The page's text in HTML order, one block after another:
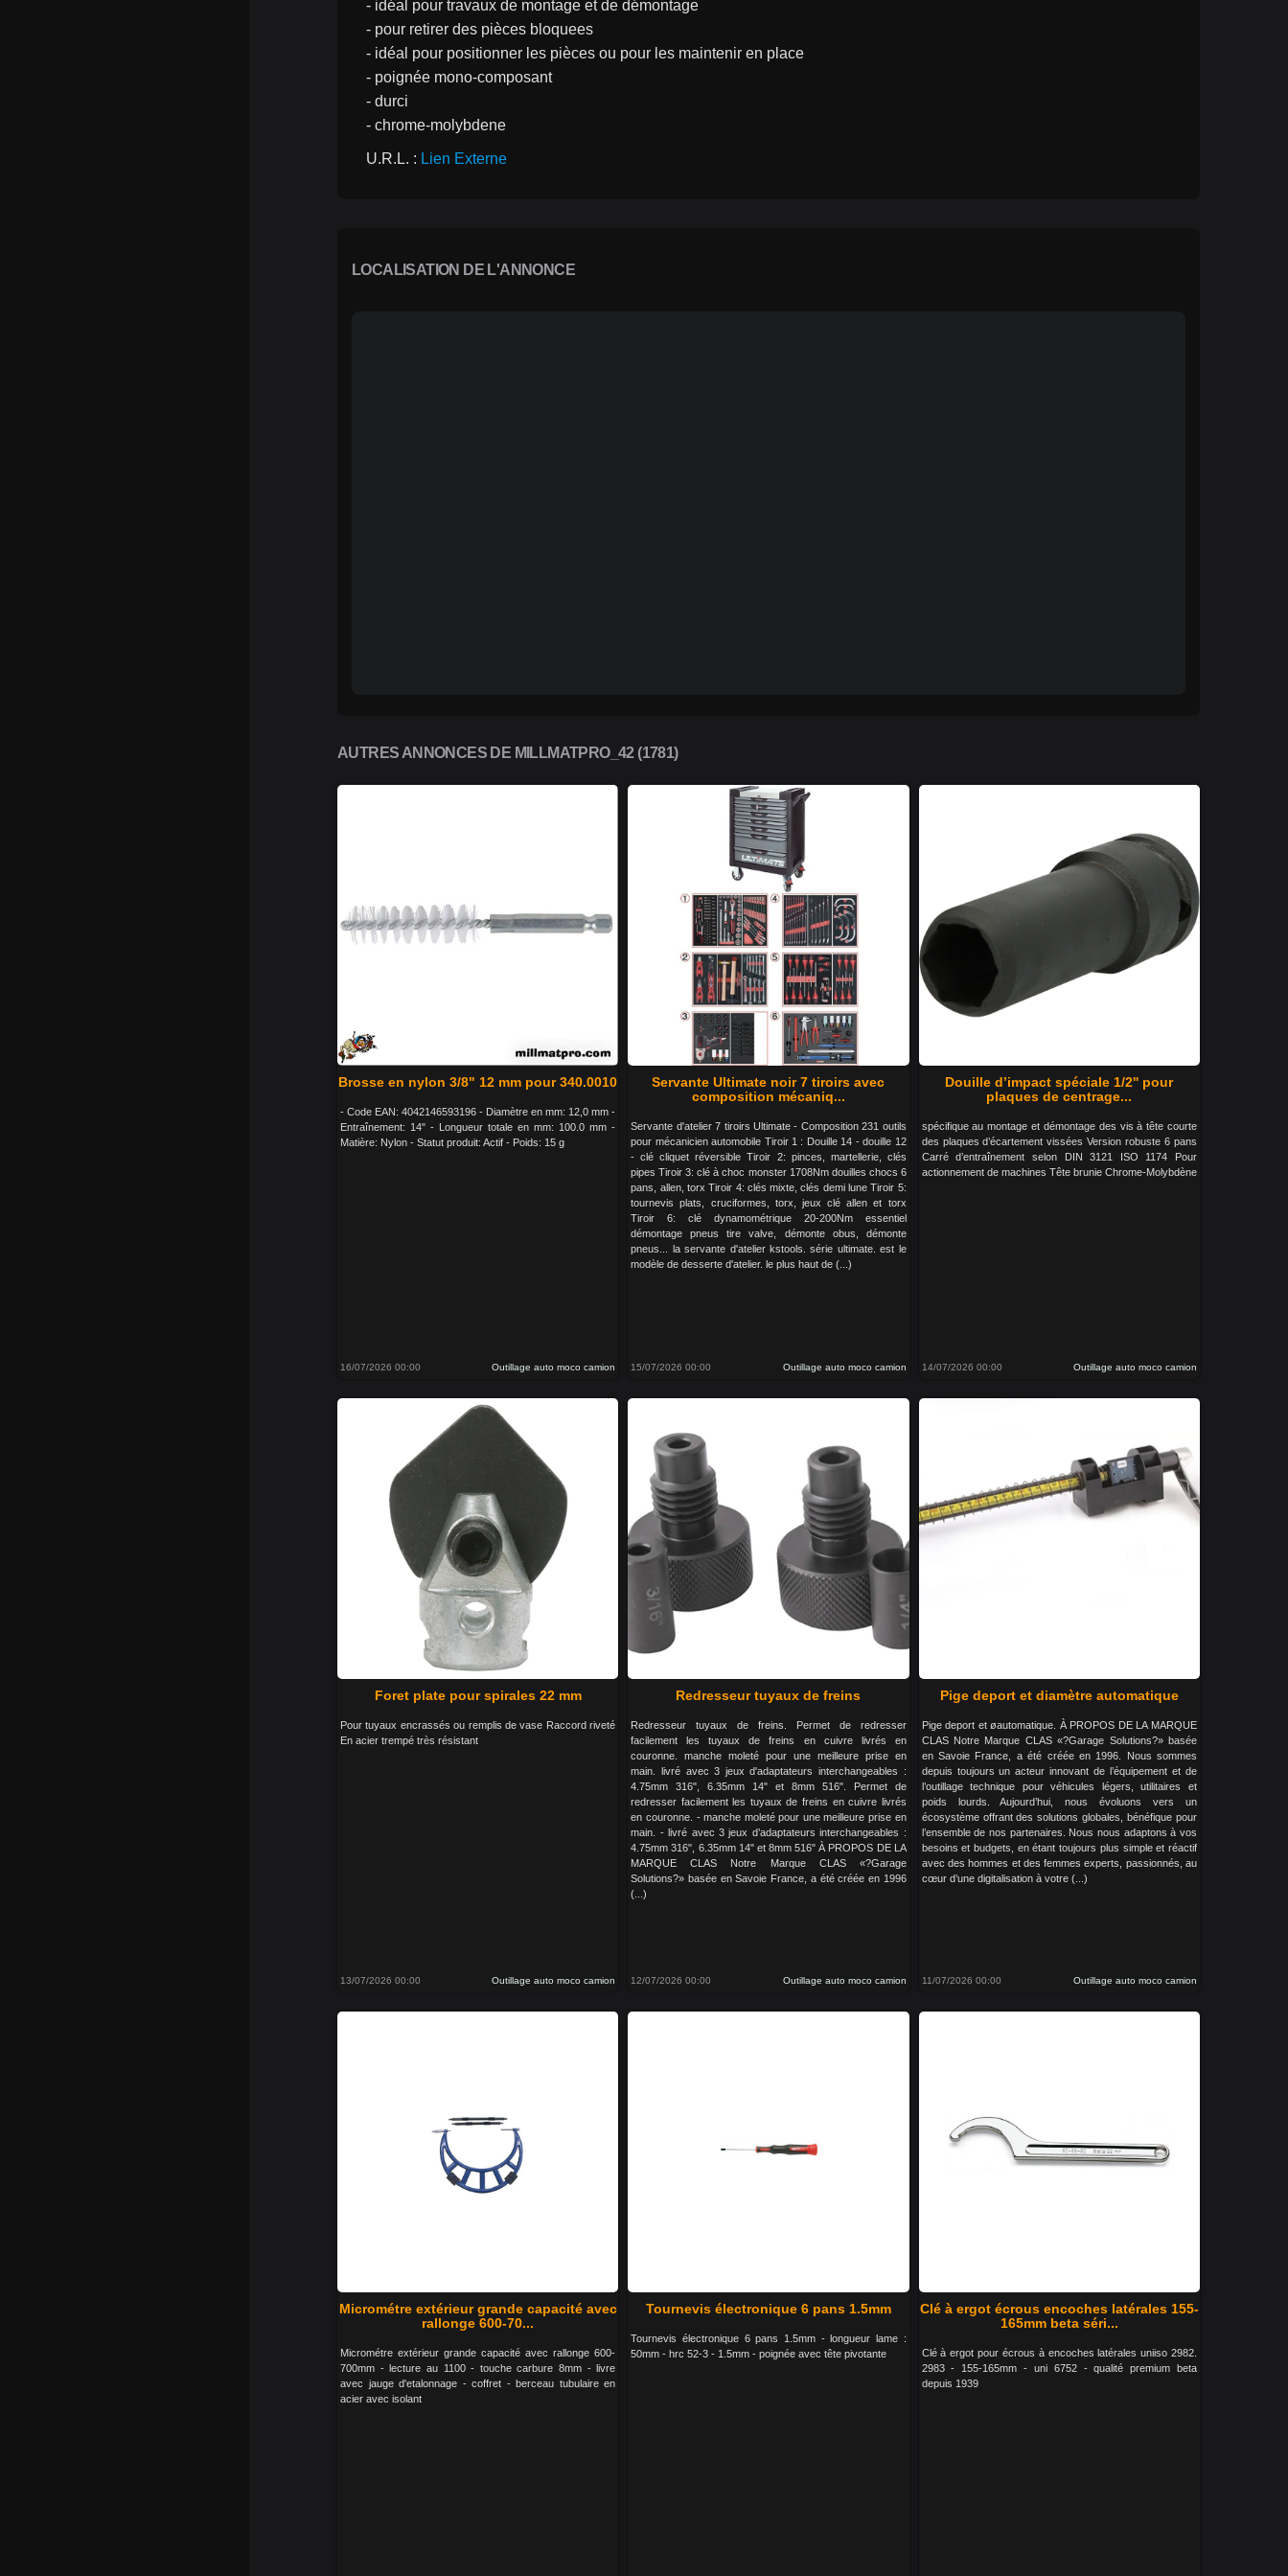
- idéal pour travaux de montage et de démontage
- pour retirer des pièces bloquees
- idéal pour positionner les pièces ou pour les maintenir en place
- poignée mono-composant
- durci
- chrome-molybdene
U.R.L. : Lien Externe
LOCALISATION DE L'ANNONCE
AUTRES ANNONCES DE MILLMATPRO_42 (1781)
Brosse en nylon 3/8" 12 mm pour 340.0010
- Code EAN: 4042146593196 - Diamètre en mm: 12,0 mm -
Entraînement: 14" - Longueur totale en mm: 100.0 mm -
Matière: Nylon - Statut produit: Actif - Poids: 15 g
16/07/2026 00:00 Outillage auto moco camion
Servante Ultimate noir 7 tiroirs avec
composition mécaniq...
Servante d'atelier 7 tiroirs Ultimate - Composition 231 outils
pour mécanicien automobile Tiroir 1 : Douille 14 - douille 12
- clé cliquet réversible Tiroir 2: pinces, martellerie, clés
pipes Tiroir 3: clé à choc monster 1708Nm douilles chocs 6
pans, allen, torx Tiroir 4: clés mixte, clés demi lune Tiroir 5:
tournevis plats, cruciformes, torx, jeux clé allen et torx
Tiroir 6: clé dynamométrique 20-200Nm essentiel
démontage pneus tire valve, démonte obus, démonte
pneus... la servante d'atelier kstools. série ultimate. est le
modèle de desserte d'atelier. le plus haut de (...)
15/07/2026 00:00 Outillage auto moco camion
Douille d’impact spéciale 1/2'' pour
plaques de centrage...
spécifique au montage et démontage des vis à tête courte
des plaques d’écartement vissées Version robuste 6 pans
Carré d’entraînement selon DIN 3121 ISO 1174 Pour
actionnement de machines Tête brunie Chrome-Molybdène
14/07/2026 00:00 Outillage auto moco camion
Foret plate pour spirales 22 mm
Pour tuyaux encrassés ou remplis de vase Raccord riveté
En acier trempé très résistant
13/07/2026 00:00 Outillage auto moco camion
Redresseur tuyaux de freins
Redresseur tuyaux de freins. Permet de redresser
facilement les tuyaux de freins en cuivre livrés en
couronne. manche moleté pour une meilleure prise en
main. livré avec 3 jeux d'adaptateurs interchangeables :
4.75mm 316", 6.35mm 14" et 8mm 516". Permet de
redresser facilement les tuyaux de freins en cuivre livrés
en couronne. - manche moleté pour une meilleure prise en
main. - livré avec 3 jeux d’adaptateurs interchangeables :
4.75mm 316", 6.35mm 14" et 8mm 516" À PROPOS DE LA
MARQUE CLAS Notre Marque CLAS «?Garage
Solutions?» basée en Savoie France, a été créée en 1996
(...)
12/07/2026 00:00 Outillage auto moco camion
Pige deport et diamètre automatique
Pige deport et øautomatique. À PROPOS DE LA MARQUE
CLAS Notre Marque CLAS «?Garage Solutions?» basée
en Savoie France, a été créée en 1996. Nous sommes
depuis toujours un acteur innovant de l’équipement et de
l’outillage technique pour véhicules légers, utilitaires et
poids lourds. Aujourd’hui, nous évoluons vers un
écosystème offrant des solutions globales, bénéfique pour
l’ensemble de nos partenaires. Nous nous adaptons à vos
besoins et budgets, en étant toujours plus simple et réactif
avec des hommes et des femmes experts, passionnés, au
cœur d’une digitalisation à votre (...)
11/07/2026 00:00 Outillage auto moco camion
Micrométre extérieur grande capacité avec
rallonge 600-70...
Micrométre extérieur grande capacité avec rallonge 600-
700mm - lecture au 1100 - touche carbure 8mm - livre
avec jauge d'etalonnage - coffret - berceau tubulaire en
acier avec isolant
Tournevis électronique 6 pans 1.5mm
Tournevis électronique 6 pans 1.5mm - longueur lame :
50mm - hrc 52-3 - 1.5mm - poignée avec tête pivotante
Clé à ergot écrous encoches latérales 155-
165mm beta séri...
Clé à ergot pour écrous à encoches latérales uniiso 2982.
2983 - 155-165mm - uni 6752 - qualité premium beta
depuis 1939